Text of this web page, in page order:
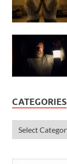
CATEGORIES